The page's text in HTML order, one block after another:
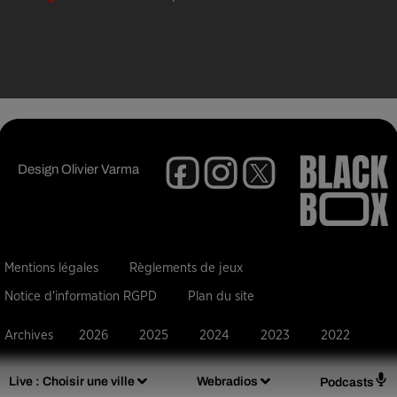
Live : Choisir une ville Webradios Podcasts
DesignOlivier Varma
Mentions légales Règlements de jeux
Notice d'information RGPD Plan du site
Archives 2026 2025 2024 2023 2022